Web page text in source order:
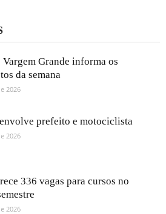
Vargem Grande informa os
da semana
2026
prefeito e motociclista
2026
336 vagas para cursos no
2026